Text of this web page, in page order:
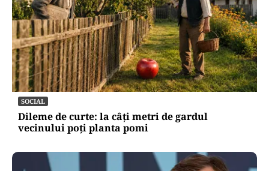
SOCIAL
Dileme de curte: la câți metri de gardul
vecinului poți planta pomi